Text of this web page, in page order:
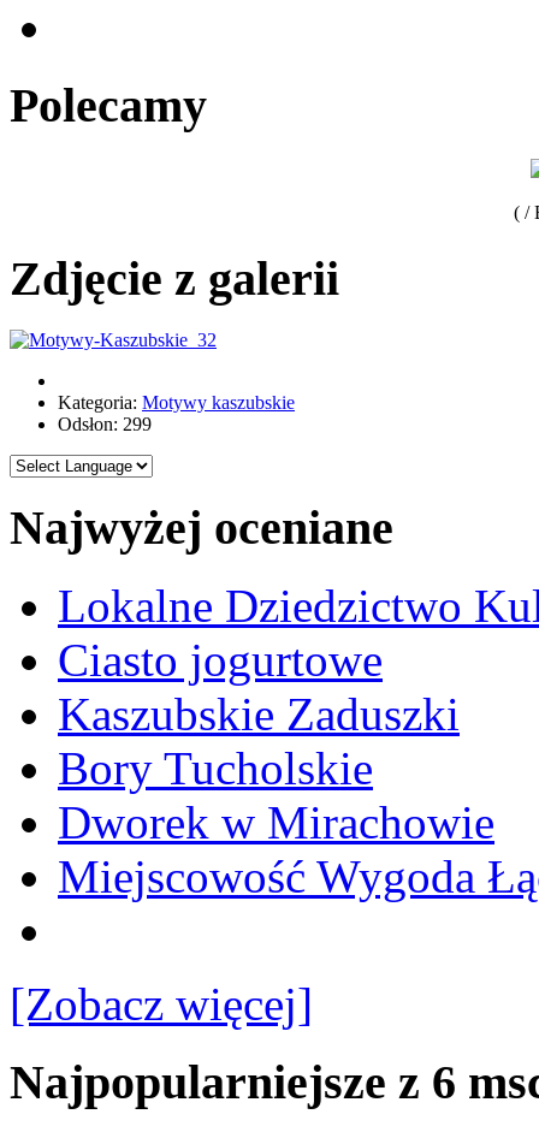
Polecamy
( /
Zdjęcie z galerii
Kategoria: Motywy kaszubskie
Odsłon: 299
Najwyżej oceniane
Lokalne Dziedzictwo
Ciasto jogurtowe
Kaszubskie Zaduszki
Bory Tucholskie
Dworek w Mirachowie
Miejscowość Wygoda
[Zobacz więcej]
Najpopularniejsze z 6